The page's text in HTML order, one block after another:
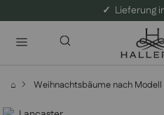
✓ Lieferung
⌂ Weihnachtsbäume nach Modell